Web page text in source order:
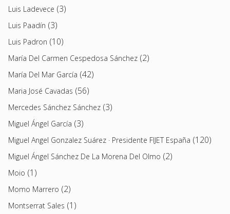
Luis Ladevece (3)
Luis Paadín (3)
Luis Padron (10)
María Del Carmen Cespedosa Sánchez (2)
María Del Mar García (42)
Maria José Cavadas (56)
Mercedes Sánchez Sánchez (3)
Miguel Ángel García (3)
Miguel Angel Gonzalez Suárez · Presidente FIJET España (120)
Miguel Ángel Sánchez De La Morena Del Olmo (2)
Moio (1)
Momo Marrero (2)
Montserrat Sales (1)